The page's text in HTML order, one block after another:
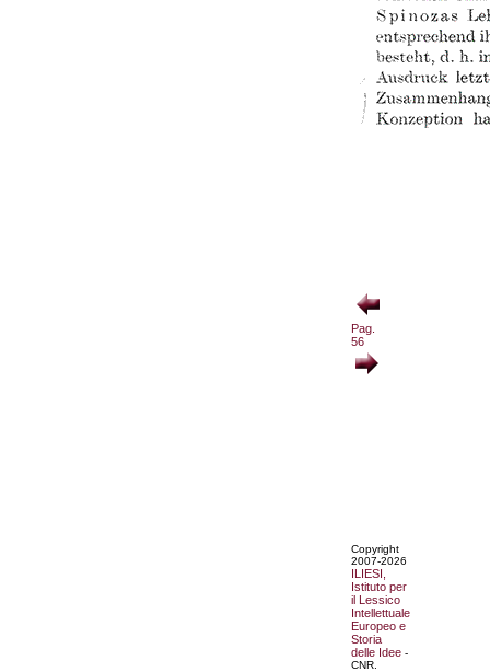
Pag.
56
Copyright
2007-2026
ILIESI,
Istituto per
il Lessico
Intellettuale
Europeo e
Storia
delle Idee -
CNR.